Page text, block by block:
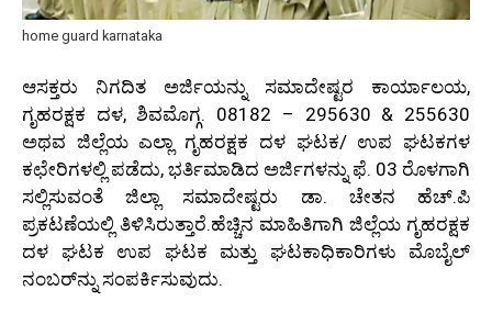
home guard karnataka
ಆಸಕ್ತರು ನಿಗದಿತ ಅರ್ಜಿಯನ್ನು ಸಮಾದೇಷ್ಟರ ಕಾರ್ಯಾಲಯ,
ಗೃಹರಕ್ಷಕ ದಳ, ಶಿವಮೊಗ್ಗ. 08182 – 295630 & 255630
ಅಥವ ಜಿಲ್ಲೆಯ ಎಲ್ಲಾ ಗೃಹರಕ್ಷಕ ದಳ ಘಟಕ/ ಉಪ ಘಟಕಗಳ
ಕಛೇರಿಗಳಲ್ಲಿ ಪಡೆದು, ಭರ್ತಿಮಾಡಿದ ಅರ್ಜಿಗಳನ್ನು ಫೆ. 03 ರೊಳಗಾಗಿ
ಸಲ್ಲಿಸುವಂತೆ ಜಿಲ್ಲಾ ಸಮಾದೇಷ್ಟರು ಡಾ. ಚೇತನ ಹೆಚ್.ಪಿ
ಪ್ರಕಟಣೆಯಲ್ಲಿ ತಿಳಿಸಿರುತ್ತಾರೆ.ಹೆಚ್ಚಿನ ಮಾಹಿತಿಗಾಗಿ ಜಿಲ್ಲೆಯ ಗೃಹರಕ್ಷಕ
ದಳ ಘಟಕ ಉಪ ಘಟಕ ಮತ್ತು ಘಟಕಾಧಿಕಾರಿಗಳು ಮೊಬೈಲ್
ನಂಬರ್‌ನ್ನು ಸಂಪರ್ಕಿಸುವುದು.